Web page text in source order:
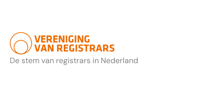
De stem van registrars in Nederland